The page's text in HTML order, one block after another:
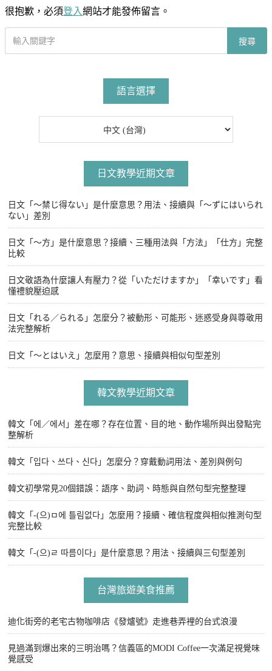
很抱歉，必須登入網站才能發佈留言。
搜尋
語言選擇
日文教學近期文章
日文「〜禁じ得ない」是什麼意思？用法、接續與「〜ずにはいられ
ない」差別
日文「〜方」是什麼意思？接續、三種用法與「方法」「仕方」完整
比較
日文敬語為什麼讓人有壓力？從「いただけますか」「幸いです」看
懂禮貌壓迫感
日文「れる／られる」怎麼分？被動形、可能形、迷惑受身與尊敬用
法完整解析
日文「〜とはいえ」怎麼用？意思、接續與相似句型差別
韓文教學近期文章
韓文「에／에서」差在哪？存在位置、目的地、動作場所與出發點完
整解析
韓文「입다、쓰다、신다」怎麼分？穿戴動詞用法、差別與例句
韓文初學常見20個錯誤：語序、助詞、時態與自然句型完整整理
韓文「-(으)ㅁ에 틀림없다」怎麼用？接續、確信程度與相似推測句型
完整比較
韓文「-(으)ㄹ 따름이다」是什麼意思？用法、接續與三句型差別
台灣旅遊美食推薦
迪化街旁的老宅古物咖啡店《發爐號》走進巷弄裡的台式浪漫
見過滿到爆出來的三明治嗎？信義區的MODI Coffee一次滿足視覺味
覺感受